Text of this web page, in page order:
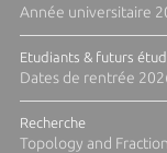
Année universitaire
Etudiants & futurs
Dates de rentrée
Recherche
Topology and